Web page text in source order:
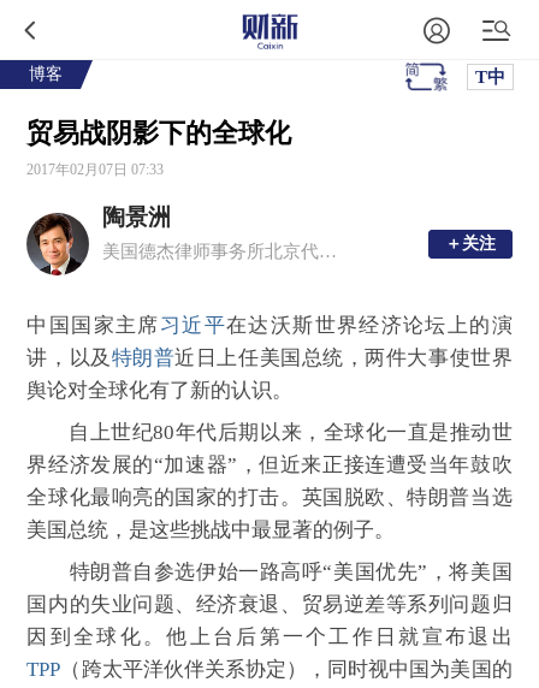
博客 T中
贸易战阴影下的全球化
2017年02月07日 07:33
陶景洲
美国德杰律师事务所北京代表处首席代表 ＋关注
＋关注
中国国家主席习近平在达沃斯世界经济论坛上的演
讲，以及 特朗普近日上任美国总统，两件大事使世界
舆论对全球化有了新的认识。
自上世纪80年代后期以来，全球化一直是推动世
界经济发展的“加速器”，但近来正接连遭受当年鼓吹
全球化最响亮的国家的打击。英国脱欧、特朗普当选
美国总统，是这些挑战中最显著的例子。
特朗普自参选伊始一路高呼“美国优先”，将美国
国内的失业问题、经济衰退、贸易逆差等系列问题归
因到全球化。他上台后第一个工作日就宣布退出
TPP （跨太平洋伙伴关系协定），同时视中国为美国的